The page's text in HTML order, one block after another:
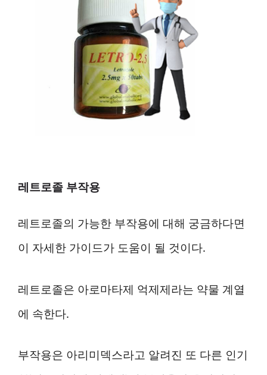
레트로졸 부작용
레트로졸의 가능한 부작용에 대해 궁금하다면
이 자세한 가이드가 도움이 될 것이다.
레트로졸은 아로마타제 억제제라는 약물 계열
에 속한다.
부작용은 아리미덱스라고 알려진 또 다른 인기